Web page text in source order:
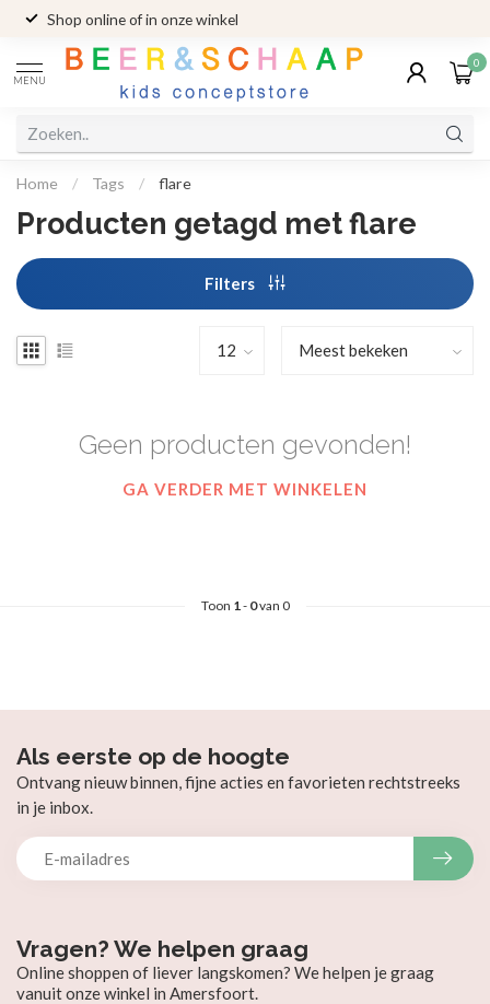
Shop online of in onze winkel
MENU
0
Home / Tags / flare
Producten getagd met flare
Filters
Geen producten gevonden!
GA VERDER MET WINKELEN
Toon 1- 0van 0
Vragen? We helpen graag
Online shoppen of liever langskomen? We helpen je graag
vanuit onze winkel in Amersfoort.
Als eerste op de hoogte
Ontvang nieuw binnen, fijne acties en favorieten rechtstreeks
in je inbox.